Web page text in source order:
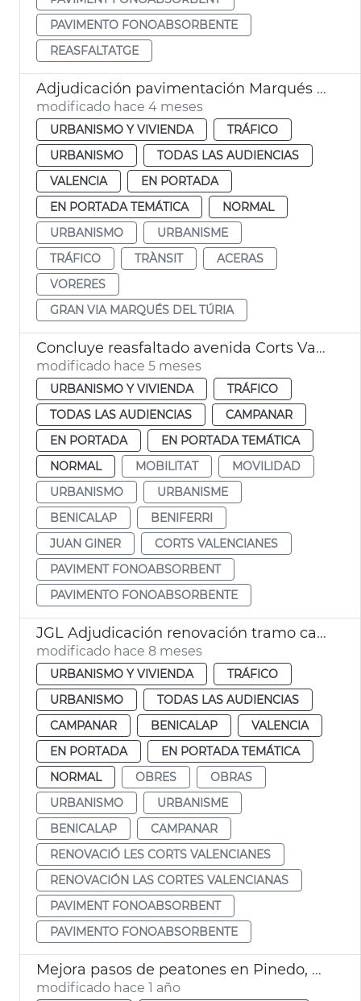
PAVIMENTO FONOABSORBENTE
REASFALTATGE
Adjudicación pavimentación Marqués del Turia y calles de València
modificado hace 4 meses
URBANISMO Y VIVIENDA
TRÁFICO
URBANISMO
TODAS LAS AUDIENCIAS
VALENCIA
EN PORTADA
EN PORTADA TEMÁTICA
NORMAL
URBANISMO
URBANISME
TRÁFICO
TRÀNSIT
ACERAS
VORERES
GRAN VIA MARQUÉS DEL TÚRIA
Concluye reasfaltado avenida Corts Valencianes
modificado hace 5 meses
URBANISMO Y VIVIENDA
TRÁFICO
TODAS LAS AUDIENCIAS
CAMPANAR
EN PORTADA
EN PORTADA TEMÁTICA
NORMAL
MOBILITAT
MOVILIDAD
URBANISMO
URBANISME
BENICALAP
BENIFERRI
JUAN GINER
CORTS VALENCIANES
PAVIMENT FONOABSORBENT
PAVIMENTO FONOABSORBENTE
JGL Adjudicación renovación tramo calzada las Cortes Valencianas
modificado hace 8 meses
URBANISMO Y VIVIENDA
TRÁFICO
URBANISMO
TODAS LAS AUDIENCIAS
CAMPANAR
BENICALAP
VALENCIA
EN PORTADA
EN PORTADA TEMÁTICA
NORMAL
OBRES
OBRAS
URBANISMO
URBANISME
BENICALAP
CAMPANAR
RENOVACIÓ LES CORTS VALENCIANES
RENOVACIÓN LAS CORTES VALENCIANAS
PAVIMENT FONOABSORBENT
PAVIMENTO FONOABSORBENTE
Mejora pasos de peatones en Pinedo, Perellonet y reasfaltado en La Punta
modificado hace 1 año